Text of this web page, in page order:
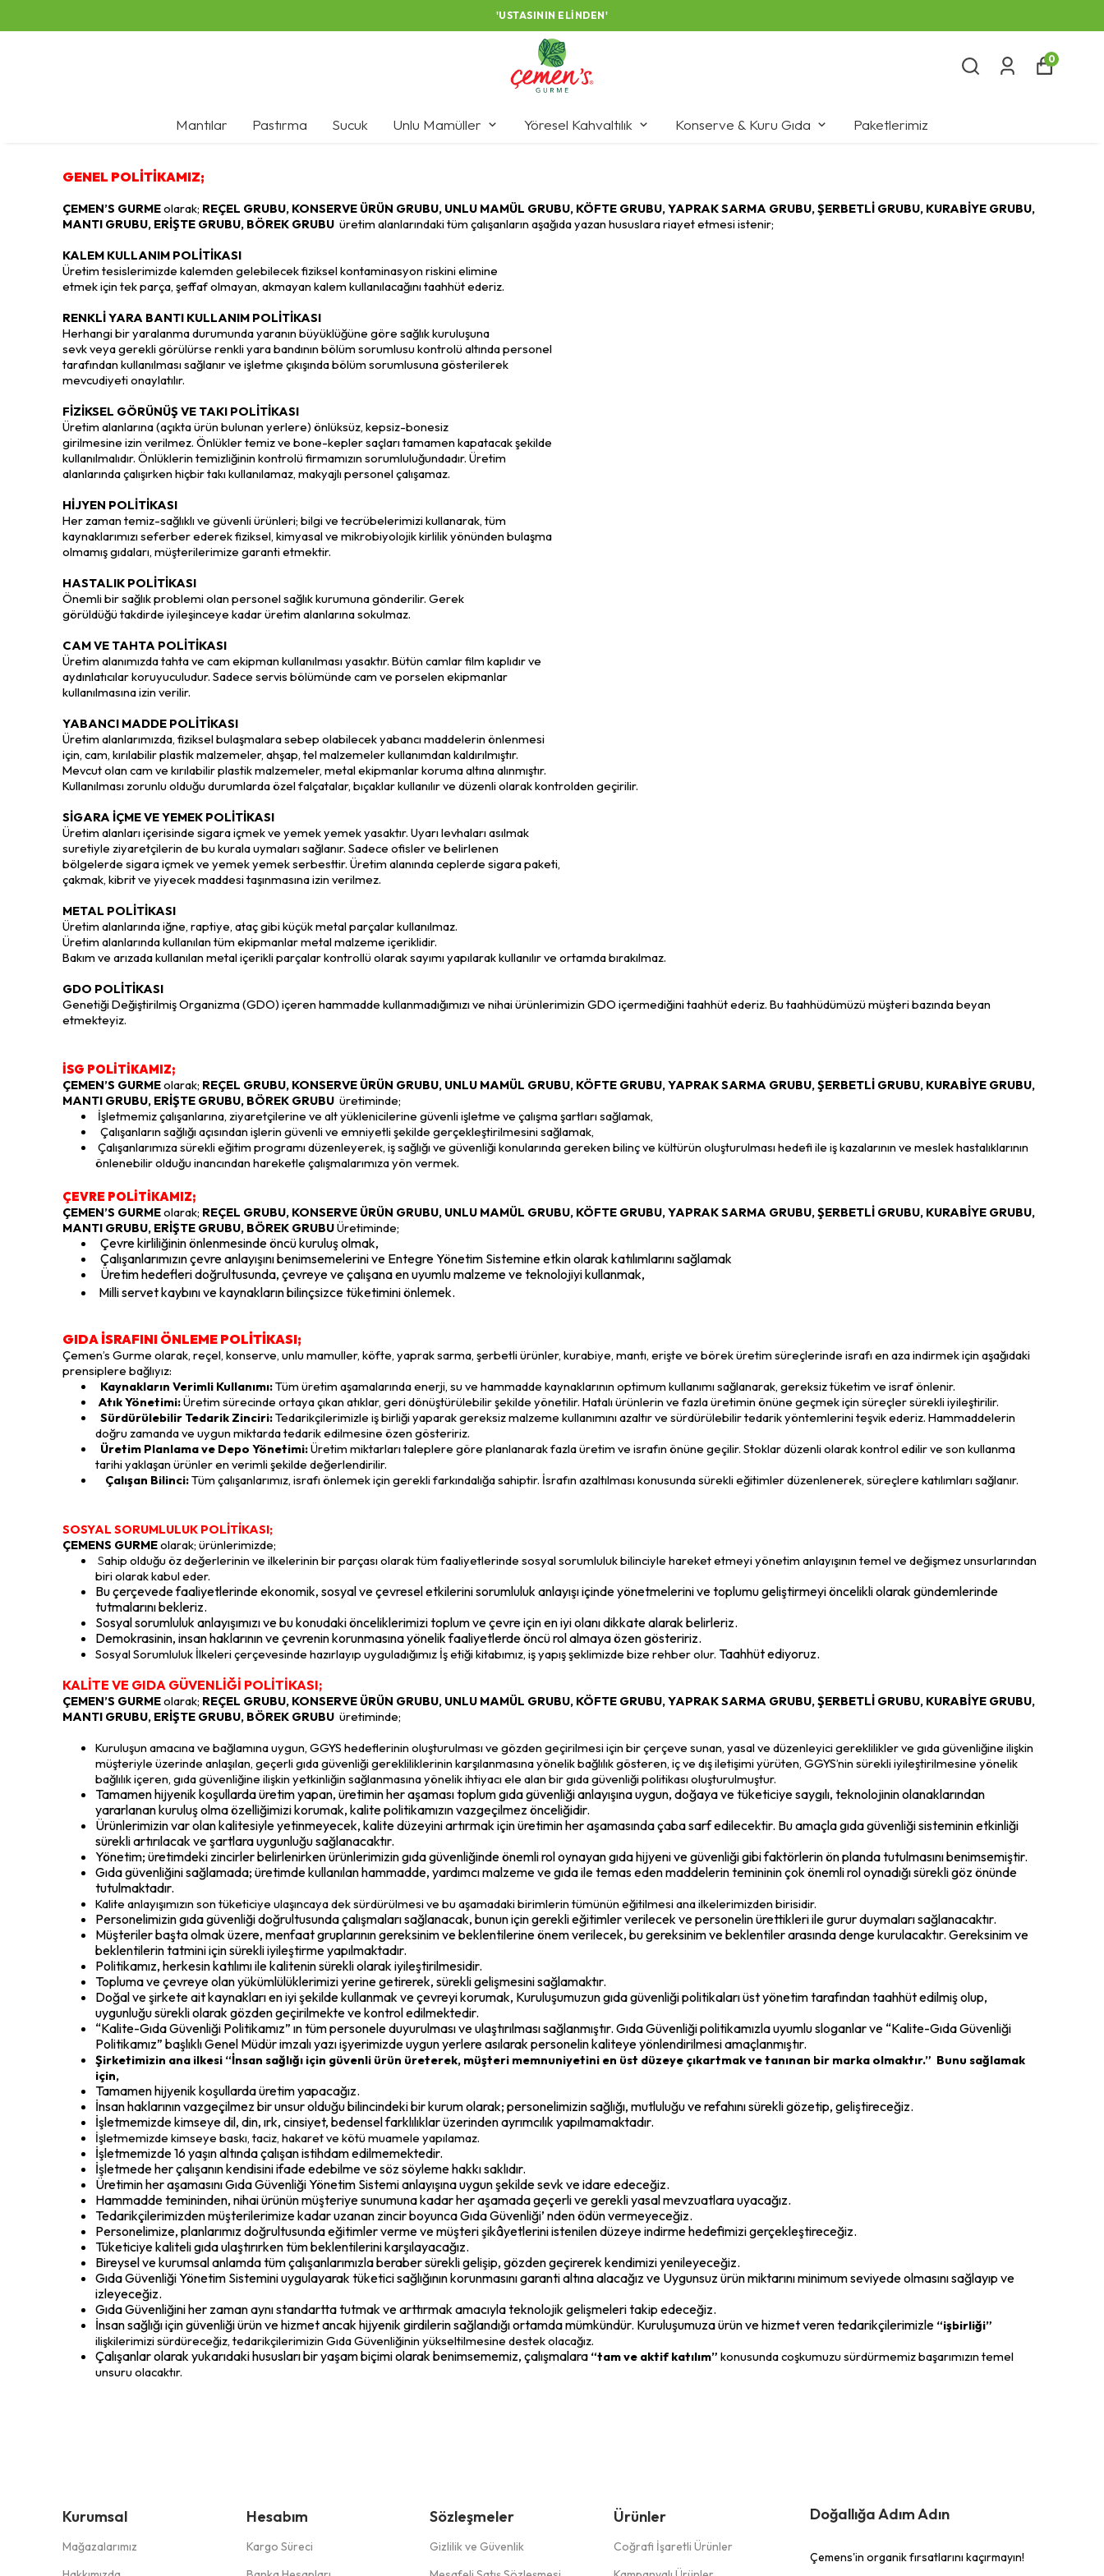
'USTASININ ELINDEN'
Mantılar Pastırma Sucuk Unlu Mamüller Yöresel Kahvaltılık Konserve & Kuru Gıda Paketlerimiz
0
GENEL POLİTİKAMIZ;
ÇEMEN’S GURMEolarak; REÇEL GRUBU, KONSERVE ÜRÜN GRUBU, UNLU MAMÜL GRUBU, KÖFTE GRUBU, YAPRAK SARMA GRUBU, ŞERBETLİ GRUBU, KURABİYE GRUBU,
MANTI GRUBU, ERİŞTE GRUBU, BÖREK GRUBU üretim alanlarındaki tüm çalışanların aşağıda yazan hususlara riayet etmesi istenir;
KALEM KULLANIM POLİTİKASI
Üretim tesislerimizde kalemden gelebilecek fiziksel kontaminasyon riskini elimine
etmek için tek parça, şeffaf olmayan, akmayan kalem kullanılacağını taahhüt ederiz.
RENKLİ YARA BANTI KULLANIM POLİTİKASI
Herhangi bir yaralanma durumunda yaranın büyüklüğüne göre sağlık kuruluşuna
sevk veya gerekli görülürse renkli yara bandının bölüm sorumlusu kontrolü altında personel
tarafından kullanılması sağlanır ve işletme çıkışında bölüm sorumlusuna gösterilerek
mevcudiyeti onaylatılır.
FİZİKSEL GÖRÜNÜŞ VE TAKI POLİTİKASI
Üretim alanlarına (açıkta ürün bulunan yerlere) önlüksüz, kepsiz-bonesiz
girilmesine izin verilmez. Önlükler temiz ve bone-kepler saçları tamamen kapatacak şekilde
kullanılmalıdır. Önlüklerin temizliğinin kontrolü firmamızın sorumluluğundadır. Üretim
alanlarında çalışırken hiçbir takı kullanılamaz, makyajlı personel çalışamaz.
HİJYEN POLİTİKASI
Her zaman temiz-sağlıklı ve güvenli ürünleri; bilgi ve tecrübelerimizi kullanarak, tüm
kaynaklarımızı seferber ederek fiziksel, kimyasal ve mikrobiyolojik kirlilik yönünden bulaşma
olmamış gıdaları, müşterilerimize garanti etmektir.
HASTALIK POLİTİKASI
Önemli bir sağlık problemi olan personel sağlık kurumuna gönderilir. Gerek
görüldüğü takdirde iyileşinceye kadar üretim alanlarına sokulmaz.
CAM VE TAHTA POLİTİKASI
Üretim alanımızda tahta ve cam ekipman kullanılması yasaktır. Bütün camlar film kaplıdır ve
aydınlatıcılar koruyuculudur. Sadece servis bölümünde cam ve porselen ekipmanlar
kullanılmasına izin verilir.
YABANCI MADDE POLİTİKASI
Üretim alanlarımızda, fiziksel bulaşmalara sebep olabilecek yabancı maddelerin önlenmesi
için, cam, kırılabilir plastik malzemeler, ahşap, tel malzemeler kullanımdan kaldırılmıştır.
Mevcut olan cam ve kırılabilir plastik malzemeler, metal ekipmanlar koruma altına alınmıştır.
Kullanılması zorunlu olduğu durumlarda özel falçatalar, bıçaklar kullanılır ve düzenli olarak kontrolden geçirilir.
SİGARA İÇME VE YEMEK POLİTİKASI
Üretim alanları içerisinde sigara içmek ve yemek yemek yasaktır. Uyarı levhaları asılmak
suretiyle ziyaretçilerin de bu kurala uymaları sağlanır. Sadece ofisler ve belirlenen
bölgelerde sigara içmek ve yemek yemek serbesttir. Üretim alanında ceplerde sigara paketi,
çakmak, kibrit ve yiyecek maddesi taşınmasına izin verilmez.
METAL POLİTİKASI
Üretim alanlarında iğne, raptiye, ataç gibi küçük metal parçalar kullanılmaz.
Üretim alanlarında kullanılan tüm ekipmanlar metal malzeme içeriklidir.
Bakım ve arızada kullanılan metal içerikli parçalar kontrollü olarak sayımı yapılarak kullanılır ve ortamda bırakılmaz.
GDO POLİTİKASI
Genetiği Değiştirilmiş Organizma (GDO) içeren hammadde kullanmadığımızı ve nihai ürünlerimizin GDO içermediğini taahhüt ederiz. Bu taahhüdümüzü müşteri bazında beyan
etmekteyiz.
İSG POLİTİKAMIZ;
ÇEMEN’S GURMEolarak; REÇEL GRUBU, KONSERVE ÜRÜN GRUBU, UNLU MAMÜL GRUBU, KÖFTE GRUBU, YAPRAK SARMA GRUBU, ŞERBETLİ GRUBU, KURABİYE GRUBU,
MANTI GRUBU, ERİŞTE GRUBU, BÖREK GRUBU üretiminde;
İşletmemiz çalışanlarına, ziyaretçilerine ve alt yüklenicilerine güvenli işletme ve çalışma şartları sağlamak,
Çalışanların sağlığı açısından işlerin güvenli ve emniyetli şekilde gerçekleştirilmesini sağlamak,
Çalışanlarımıza sürekli eğitim programı düzenleyerek, iş sağlığı ve güvenliği konularında gereken bilinç ve kültürün oluşturulması hedefi ile iş kazalarının ve meslek hastalıklarının
önlenebilir olduğu inancından hareketle çalışmalarımıza yön vermek.
ÇEVRE POLİTİKAMIZ;
ÇEMEN’S GURMEolarak; REÇEL GRUBU, KONSERVE ÜRÜN GRUBU, UNLU MAMÜL GRUBU, KÖFTE GRUBU, YAPRAK SARMA GRUBU, ŞERBETLİ GRUBU, KURABİYE GRUBU,
MANTI GRUBU, ERİŞTE GRUBU, BÖREK GRUBUÜretiminde;
Çevre kirliliğinin önlenmesinde öncü kuruluş olmak,
Çalışanlarımızın çevre anlayışını benimsemelerini ve Entegre Yönetim Sistemine etkin olarak katılımlarını sağlamak
Üretim hedefleri doğrultusunda, çevreye ve çalışana en uyumlu malzeme ve teknolojiyi kullanmak,
Milli servet kaybını ve kaynakların bilinçsizce tüketimini önlemek.
GIDA İSRAFINI ÖNLEME POLİTİKASI;
Çemen’s Gurme olarak, reçel, konserve, unlu mamuller, köfte, yaprak sarma, şerbetli ürünler, kurabiye, mantı, erişte ve börek üretim süreçlerinde israfı en aza indirmek için aşağıdaki
prensiplere bağlıyız:
Kaynakların Verimli Kullanımı:Tüm üretim aşamalarında enerji, su ve hammadde kaynaklarının optimum kullanımı sağlanarak, gereksiz tüketim ve israf önlenir.
Atık Yönetimi:Üretim sürecinde ortaya çıkan atıklar, geri dönüştürülebilir şekilde yönetilir. Hatalı ürünlerin ve fazla üretimin önüne geçmek için süreçler sürekli iyileştirilir.
Sürdürülebilir Tedarik Zinciri:Tedarikçilerimizle iş birliği yaparak gereksiz malzeme kullanımını azaltır ve sürdürülebilir tedarik yöntemlerini teşvik ederiz. Hammaddelerin
doğru zamanda ve uygun miktarda tedarik edilmesine özen gösteririz.
Üretim Planlama ve Depo Yönetimi:Üretim miktarları taleplere göre planlanarak fazla üretim ve israfın önüne geçilir. Stoklar düzenli olarak kontrol edilir ve son kullanma
tarihi yaklaşan ürünler en verimli şekilde değerlendirilir.
Çalışan Bilinci:Tüm çalışanlarımız, israfı önlemek için gerekli farkındalığa sahiptir. İsrafın azaltılması konusunda sürekli eğitimler düzenlenerek, süreçlere katılımları sağlanır.
SOSYAL SORUMLULUK POLİTİKASI;
ÇEMENS GURMEolarak; ürünlerimizde;
Sahip olduğu öz değerlerinin ve ilkelerinin bir parçası olarak tüm faaliyetlerinde sosyal sorumluluk bilinciyle hareket etmeyi yönetim anlayışının temel ve değişmez unsurlarından
biri olarak kabul eder.
Bu çerçevede faaliyetlerinde ekonomik, sosyal ve çevresel etkilerini sorumluluk anlayışı içinde yönetmelerini ve toplumu geliştirmeyi öncelikli olarak gündemlerinde
tutmalarını bekleriz.
Sosyal sorumluluk anlayışımızı ve bu konudaki önceliklerimizi toplum ve çevre için en iyi olanı dikkate alarak belirleriz.
Demokrasinin, insan haklarının ve çevrenin korunmasına yönelik faaliyetlerde öncü rol almaya özen gösteririz.
Sosyal Sorumluluk İlkeleri çerçevesinde hazırlayıp uyguladığımız İş etiği kitabımız, iş yapış şeklimizde bize rehber olur. Taahhüt ediyoruz.
KALİTE VE GIDA GÜVENLİĞİ POLİTİKASI;
ÇEMEN’S GURMEolarak; REÇEL GRUBU, KONSERVE ÜRÜN GRUBU, UNLU MAMÜL GRUBU, KÖFTE GRUBU, YAPRAK SARMA GRUBU, ŞERBETLİ GRUBU, KURABİYE GRUBU,
MANTI GRUBU, ERİŞTE GRUBU, BÖREK GRUBU üretiminde;
Kuruluşun amacına ve bağlamına uygun, GGYS hedeflerinin oluşturulması ve gözden geçirilmesi için bir çerçeve sunan, yasal ve düzenleyici gereklilikler ve gıda güvenliğine ilişkin
müşteriyle üzerinde anlaşılan, geçerli gıda güvenliği gerekliliklerinin karşılanmasına yönelik bağlılık gösteren, iç ve dış iletişimi yürüten, GGYS’nin sürekli iyileştirilmesine yönelik
bağlılık içeren, gıda güvenliğine ilişkin yetkinliğin sağlanmasına yönelik ihtiyacı ele alan bir gıda güvenliği politikası oluşturulmuştur.
Tamamen hijyenik koşullarda üretim yapan, üretimin her aşaması toplum gıda güvenliği anlayışına uygun, doğaya ve tüketiciye saygılı, teknolojinin olanaklarından
yararlanan kuruluş olma özelliğimizi korumak, kalite politikamızın vazgeçilmez önceliğidir.
Ürünlerimizin var olan kalitesiyle yetinmeyecek, kalite düzeyini artırmak için üretimin her aşamasında çaba sarf edilecektir. Bu amaçla gıda güvenliği sisteminin etkinliği
sürekli artırılacak ve şartlara uygunluğu sağlanacaktır.
Yönetim; üretimdeki zincirler belirlenirken ürünlerimizin gıda güvenliğinde önemli rol oynayan gıda hijyeni ve güvenliği gibi faktörlerin ön planda tutulmasını benimsemiştir.
Gıda güvenliğini sağlamada; üretimde kullanılan hammadde, yardımcı malzeme ve gıda ile temas eden maddelerin temininin çok önemli rol oynadığı sürekli göz önünde
tutulmaktadır.
Kalite anlayışımızın son tüketiciye ulaşıncaya dek sürdürülmesi ve bu aşamadaki birimlerin tümünün eğitilmesi ana ilkelerimizden birisidir.
Personelimizin gıda güvenliği doğrultusunda çalışmaları sağlanacak, bunun için gerekli eğitimler verilecek ve personelin ürettikleri ile gurur duymaları sağlanacaktır.
Müşteriler başta olmak üzere, menfaat gruplarının gereksinim ve beklentilerine önem verilecek, bu gereksinim ve beklentiler arasında denge kurulacaktır. Gereksinim ve
beklentilerin tatmini için sürekli iyileştirme yapılmaktadır.
Politikamız, herkesin katılımı ile kalitenin sürekli olarak iyileştirilmesidir.
Topluma ve çevreye olan yükümlülüklerimizi yerine getirerek, sürekli gelişmesini sağlamaktır.
Doğal ve şirkete ait kaynakları en iyi şekilde kullanmak ve çevreyi korumak, Kuruluşumuzun gıda güvenliği politikaları üst yönetim tarafından taahhüt edilmiş olup,
uygunluğu sürekli olarak gözden geçirilmekte ve kontrol edilmektedir.
“Kalite-Gıda Güvenliği Politikamız” ın tüm personele duyurulması ve ulaştırılması sağlanmıştır. Gıda Güvenliği politikamızla uyumlu sloganlar ve “Kalite-Gıda Güvenliği
Politikamız” başlıklı Genel Müdür imzalı yazı işyerimizde uygun yerlere asılarak personelin kaliteye yönlendirilmesi amaçlanmıştır.
Şirketimizin ana ilkesi “İnsan sağlığı için güvenli ürün üreterek, müşteri memnuniyetini en üst düzeye çıkartmak ve tanınan bir marka olmaktır.” Bunu sağlamak
için,
Tamamen hijyenik koşullarda üretim yapacağız.
İnsan haklarının vazgeçilmez bir unsur olduğu bilincindeki bir kurum olarak; personelimizin sağlığı, mutluluğu ve refahını sürekli gözetip, geliştireceğiz.
İşletmemizde kimseye dil, din, ırk, cinsiyet, bedensel farklılıklar üzerinden ayrımcılık yapılmamaktadır.
İşletmemizde kimseye baskı, taciz, hakaret ve kötü muamele yapılamaz.
İşletmemizde 16 yaşın altında çalışan istihdam edilmemektedir.
İşletmede her çalışanın kendisini ifade edebilme ve söz söyleme hakkı saklıdır.
Üretimin her aşamasını Gıda Güvenliği Yönetim Sistemi anlayışına uygun şekilde sevk ve idare edeceğiz.
Hammadde temininden, nihai ürünün müşteriye sunumuna kadar her aşamada geçerli ve gerekli yasal mevzuatlara uyacağız.
Tedarikçilerimizden müşterilerimize kadar uzanan zincir boyunca Gıda Güvenliği’ nden ödün vermeyeceğiz.
Personelimize, planlarımız doğrultusunda eğitimler verme ve müşteri şikâyetlerini istenilen düzeye indirme hedefimizi gerçekleştireceğiz.
Tüketiciye kaliteli gıda ulaştırırken tüm beklentilerini karşılayacağız.
Bireysel ve kurumsal anlamda tüm çalışanlarımızla beraber sürekli gelişip, gözden geçirerek kendimizi yenileyeceğiz.
Gıda Güvenliği Yönetim Sistemini uygulayarak tüketici sağlığının korunmasını garanti altına alacağız ve Uygunsuz ürün miktarını minimum seviyede olmasını sağlayıp ve
izleyeceğiz.
Gıda Güvenliğini her zaman aynı standartta tutmak ve arttırmak amacıyla teknolojik gelişmeleri takip edeceğiz.
İnsan sağlığı için güvenliği ürün ve hizmet ancak hijyenik girdilerin sağlandığı ortamda mümkündür. Kuruluşumuza ürün ve hizmet veren tedarikçilerimizle “işbirliği”
ilişkilerimizi sürdüreceğiz, tedarikçilerimizin Gıda Güvenliğinin yükseltilmesine destek olacağız.
Çalışanlar olarak yukarıdaki hususları bir yaşam biçimi olarak benimsememiz, çalışmalara “tam ve aktif katılım” konusunda coşkumuzu sürdürmemiz başarımızın temel
unsuru olacaktır.
Kurumsal
Mağazalarımız
Hesabım
Kargo Süreci
Sözleşmeler
Gizlilik ve Güvenlik
Ürünler
Coğrafi İşaretli Ürünler
Doğallığa Adım Adın
Çemens'in organik fırsatlarını kaçırmayın!